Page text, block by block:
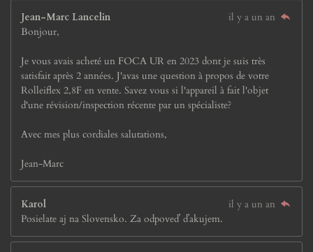
Jean-Marc Lancelin
il y a un an
Bonjour,
Je vous avais acheté un FOCA UR en 2023 dont je suis très
satisfait après 2 années. J'avas une question à propos de votre
Rolleiflex 2,8F en vente. Savez vous si l'appareil à fait l'objet
d'une révision/inspection récente par un spécialiste?
Avec mes plus cordiales salutations,
Jean-Marc
Karol
il y a un an
Posielate aj na Slovensko. Za odpoveď ďakujem.